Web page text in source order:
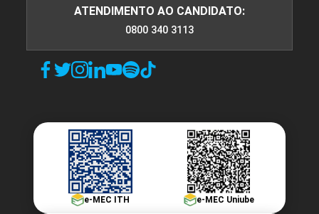
ATENDIMENTO AO CANDIDATO:
0800 340 3113
e-MEC ITH e-MEC Uniube